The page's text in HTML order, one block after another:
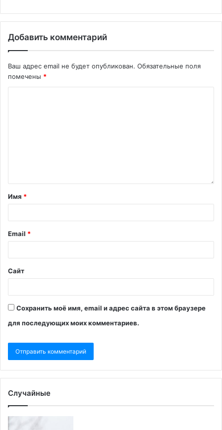
Добавить комментарий
Ваш адрес email не будет опубликован. Обязательные поля
помечены *
Имя *
Email *
Сайт
Сохранить моё имя, email и адрес сайта в этом браузере
для последующих моих комментариев.
Случайные